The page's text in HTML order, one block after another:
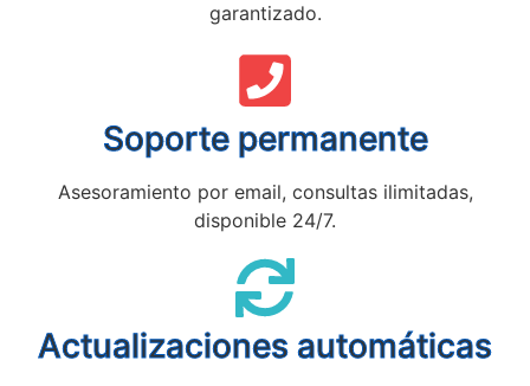
garantizado.
Soporte permanente
Asesoramiento por email, consultas ilimitadas,
disponible 24/7.
Actualizaciones automáticas